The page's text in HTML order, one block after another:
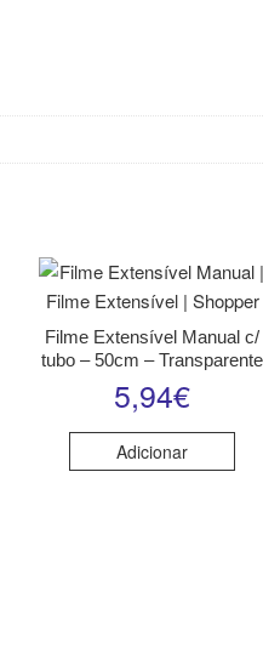
Filme Extensível Manual c/
tubo – 50cm – Transparente
5,94€
Adicionar